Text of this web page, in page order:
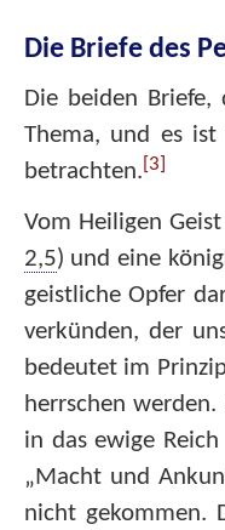
Die Briefe des
Die beiden Briefe,
Thema, und es
betrachten. [3]
Vom Heiligen
2,5) und eine
geistliche Opfer
verkünden, der
bedeutet im
herrschen
in das ewige
„Macht und
nicht gekommen.